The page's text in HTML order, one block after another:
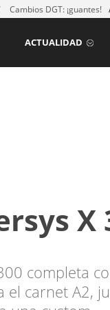
Cambios DGT: ¡guantes!
ACTUALIDAD
X
completa
carnet A2,